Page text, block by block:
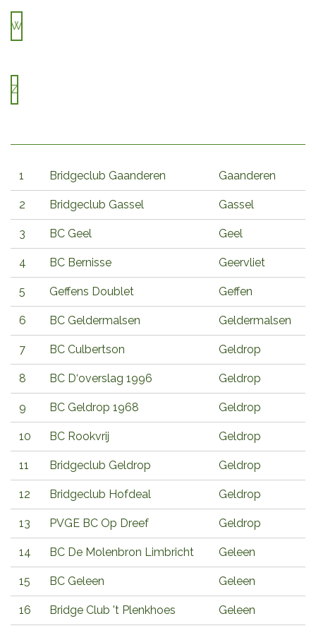
W
Z
1 Bridgeclub Gaanderen Gaanderen
2 Bridgeclub Gassel Gassel
3 BC Geel Geel
4 BC Bernisse Geervliet
5 Geffens Doublet Geffen
6 BC Geldermalsen Geldermalsen
7 BC Culbertson Geldrop
8 BC D‘overslag 1996 Geldrop
9 BC Geldrop 1968 Geldrop
10 BC Rookvrij Geldrop
11 Bridgeclub Geldrop Geldrop
12 Bridgeclub Hofdeal Geldrop
13 PVGE BC Op Dreef Geldrop
14 BC De Molenbron Limbricht Geleen
15 BC Geleen Geleen
16 Bridge Club 't Plenkhoes Geleen